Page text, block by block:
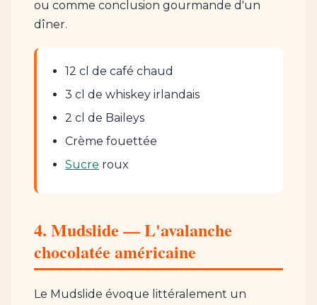
ou comme conclusion gourmande d'un
dîner.
12 cl de café chaud
3 cl de whiskey irlandais
2 cl de Baileys
Crème fouettée
Sucre roux
4. Mudslide — L'avalanche
chocolatée américaine
Le Mudslide évoque littéralement un